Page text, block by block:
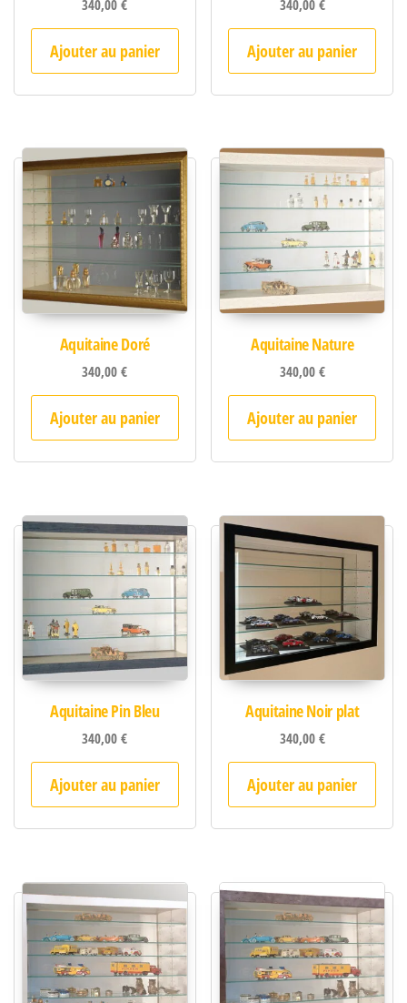
340,00€
Ajouter au panier
340,00€
Ajouter au panier
Aquitaine Doré
340,00€
Ajouter au panier
Aquitaine Nature
340,00€
Ajouter au panier
Aquitaine Pin Bleu
340,00€
Ajouter au panier
Aquitaine Noir plat
340,00€
Ajouter au panier